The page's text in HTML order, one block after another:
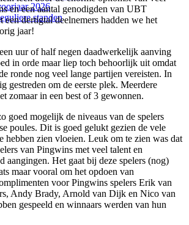
2026
standen
en een aantal genodigden van UBT
dertigtal deelnemers hadden we het
jaar!
uur of half negen daadwerkelijk aanving
in orde maar liep toch behoorlijk uit omdat
ronde nog veel lange partijen vereisten. In
gestreden om de eerste plek. Meerdere
zomaar in een best of 3 gewonnen.
goed mogelijk de niveaus van de spelers
poules. Dit is goed gelukt gezien de vele
hebben zien vloeien. Leuk om te zien was dat
van Pingwins met veel talent en
aangingen. Het gaat bij deze spelers (nog)
maar vooral om het opdoen van
voor Pingwins spelers Erik van
Andy Brady, Arnold van Dijk en Nico van
gespeeld en winnaars werden van hun